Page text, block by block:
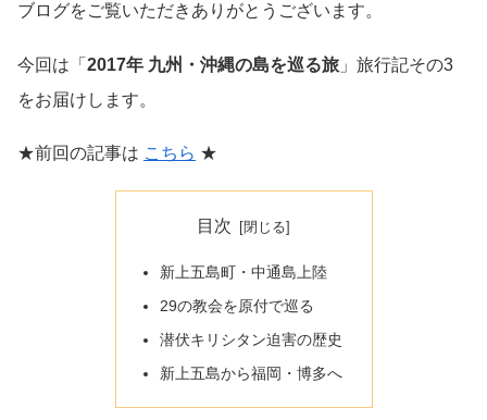
ブログをご覧いただきありがとうございます。
今回は「 2017年 九州・沖縄の島を巡る旅 」旅行記その3
をお届けします。
★前回の記事は こちら ★
目次
新上五島町・中通島上陸
29の教会を原付で巡る
潜伏キリシタン迫害の歴史
新上五島から福岡・博多へ